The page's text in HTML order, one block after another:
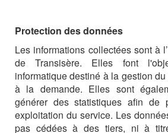
Protection des données
Les informations collectées sont à
de Transisère. Elles font
informatique destiné à la gestion
à la demande. Elles sont
générer des statistiques afin de
exploitation du service. Les
pas cédées à des tiers, ni à